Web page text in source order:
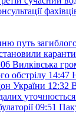
путь
Вилківська
обстрілу 14:47
України 12:32
09:51